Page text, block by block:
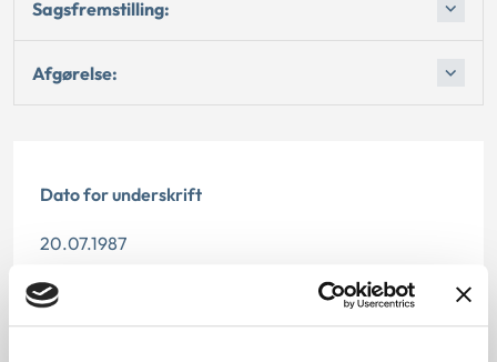
Sagsfremstilling:
Afgørelse:
Dato for underskrift
20.07.1987
Offentliggørelsesdato